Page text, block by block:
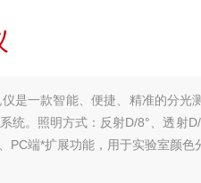
是一款智能、便捷、精准的分光
统。照明方式：反射D/8°、透射
端*扩展功能，用于实验室颜色